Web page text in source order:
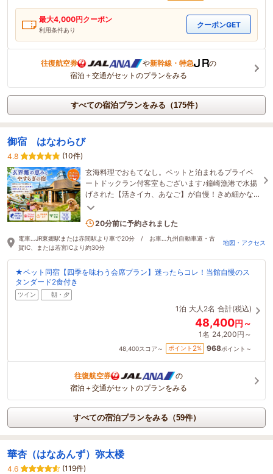
最大4,000円クーポン
利用条件あり
クーポンGET
往復航空券 や新幹線・特急
の
宿泊＋交通がセットのプランをみる
すべての宿泊プランをみる（175件）
御宿 はなわらび
4.8
(10件)
玄海料理でおもてなし。ペットと泊まれるプライベ
ートドックラン付客室もございます♪鐘崎漁港で水揚
げされた【活きイカ、あなご】が自慢！きめ細かな
おもてなしにご満足頂いております。
20分前に予約されました
電車…JR東郷駅または赤間駅より車で20分 / お車…九州自動車道・古
賀IC、または若宮ICより約30分
地図・アクセス
★ペット同宿【四季を味わう会席プラン】迷ったらコレ！当館自慢のス
タンダード2食付き
ツイン 朝・夕
1泊 大人2名 合計(税込)
48,400円～
1名 24,200円～
48,400スコア～ ポイント 2% 968ポイント～
往復航空券
の
宿泊＋交通がセットのプランをみる
すべての宿泊プランをみる（59件）
華杏（はなあんず）弥太楼
4.6
(119件)